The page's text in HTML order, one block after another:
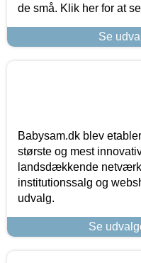
de små. Klik her for at
Se
Babysam.dk blev
største og mest
landsdækkende
institutionssalg og
udvalg.
Se